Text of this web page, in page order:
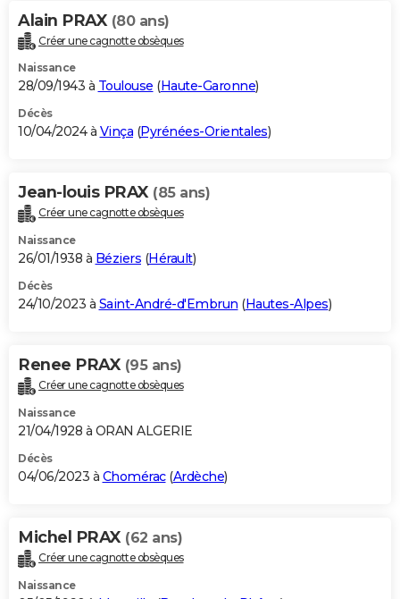
Alain PRAX (80 ans)
Créer une cagnotte obsèques
Naissance
28/09/1943 à Toulouse (Haute-Garonne)
Décès
10/04/2024 à Vinça (Pyrénées-Orientales)
Jean-louis PRAX (85 ans)
Créer une cagnotte obsèques
Naissance
26/01/1938 à Béziers (Hérault)
Décès
24/10/2023 à Saint-André-d'Embrun (Hautes-Alpes)
Renee PRAX (95 ans)
Créer une cagnotte obsèques
Naissance
21/04/1928 à ORAN ALGERIE
Décès
04/06/2023 à Chomérac(Ardèche)
Michel PRAX (62 ans)
Créer une cagnotte obsèques
Naissance